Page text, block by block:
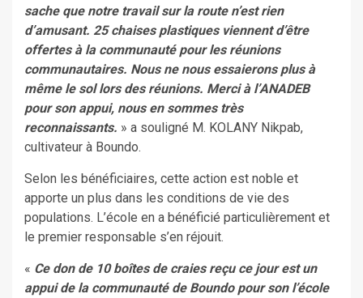
sache que notre travail sur la route n’est rien
d’amusant. 25 chaises plastiques viennent d’être
offertes à la communauté pour les réunions
communautaires. Nous ne nous essaierons plus à
même le sol lors des réunions. Merci à l’ANADEB
pour son appui, nous en sommes très
reconnaissants. » a souligné M. KOLANY Nikpab,
cultivateur à Boundo.
Selon les bénéficiaires, cette action est noble et
apporte un plus dans les conditions de vie des
populations. L’école en a bénéficié particulièrement et
le premier responsable s’en réjouit.
« Ce don de 10 boîtes de craies reçu ce jour est un
appui de la communauté de Boundo pour son l’école